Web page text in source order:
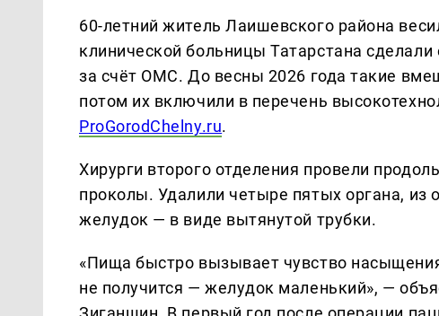
60-летний житель Лаишевского района
клинической больницы Татарстана
за счёт ОМС. До весны 2026 года такие
потом их включили в перечень
ProGorodChelny.ru.
Хирурги второго отделения провели
проколы. Удалили четыре пятых органа,
желудок — в виде вытянутой трубки.
«Пища быстро вызывает чувство
не получится — желудок маленький», —